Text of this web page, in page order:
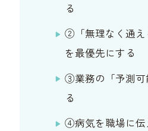
る
②「無理なく通え
を最優先にする
③業務の「予測可
る
④病気を職場に